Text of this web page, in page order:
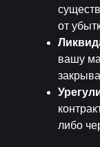
от
вашу
либо